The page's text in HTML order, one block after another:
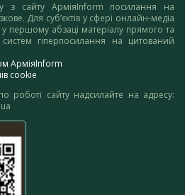
з сайту АрміяInform посилання на
Для суб’єктів у сфері онлайн-медіа
першому абзаці матеріалу прямого та
гіперпосилання на цитований
АрміяInform
cookie
роботі сайту надсилайте на адресу: